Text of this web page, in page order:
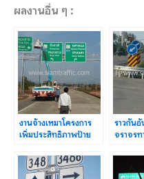
ผลงานอื่น ๆ :
งานจ้างเหมาโครงการ
เพิ่มประสิทธิภาพป้าย
นครพนม
ราวกัน
จราจรท
หมู-ห้วย